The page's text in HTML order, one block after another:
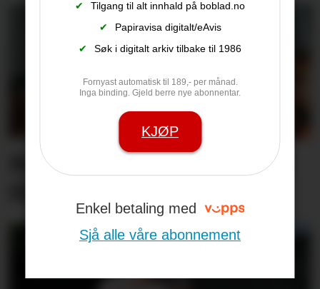
✔
Tilgang til alt innhald på boblad.no
✔
Papiravisa digitalt/eAvis
✔
Søk i digitalt arkiv tilbake til 1986
Fornyast automatisk til 189,- per månad.
Inga binding. Gjeld berre nye abonnentar.
KJØP
Enkel betaling med
Sjå alle våre abonnement
Barn sin tryggleik på nett